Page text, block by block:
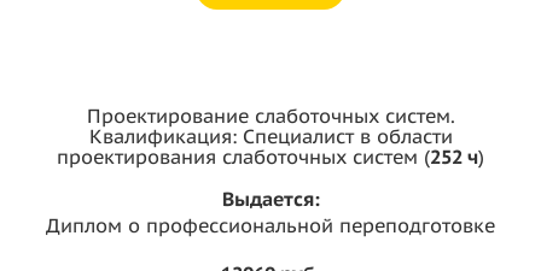
Проектирование слаботочных систем.
Квалификация: Специалист в области
проектирования слаботочных систем (252 ч)
Выдается:
Диплом о профессиональной переподготовке